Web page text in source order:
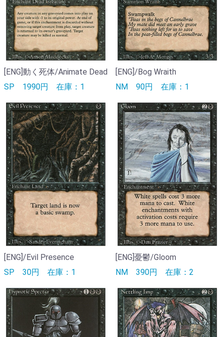
[ENG]動く死体/Animate Dead
SP 1990円 在庫：1
[ENG]/Bog Wraith
NM 90円 在庫：1
[ENG]/Evil Presence
SP 30円 在庫：1
[ENG]憂鬱/Gloom
NM 390円 在庫：2